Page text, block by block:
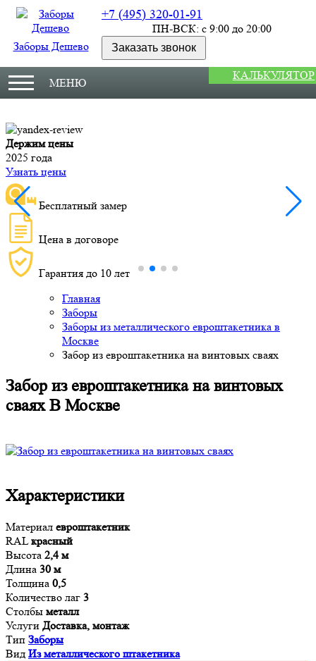
Заборы Дешево
+7 (495) 320-01-91
ПН-ВСК: с 9:00 до 20:00
Заказать звонок
МЕНЮ
КАЛЬКУЛЯТОР
Держим цены
2025 года
Узнать цены
Бесплатный замер
Цена в договоре
Гарантия до 10 лет
Главная
Заборы
Заборы из металлического евроштакетника в
Москве
Забор из евроштакетника на винтовых сваях
Забор из евроштакетника на винтовых
сваях В Москве
Характеристики
Материал евроштакетник
RALкрасный
Высота 2,4 м
Длина 30 м
Толщина 0,5
Количество лаг 3
Столбы металл
Услуги Доставка, монтаж
Тип Заборы
Вид Из металлического штакетника